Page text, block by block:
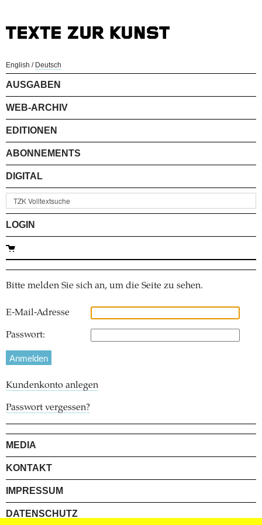
English / Deutsch
AUSGABEN
WEB-ARCHIV
EDITIONEN
ABONNEMENTS
DIGITAL
LOGIN
Bitte melden Sie sich an, um die Seite zu sehen.
E-Mail-Adresse
Passwort:
Kundenkonto anlegen
Passwort vergessen?
MEDIA
KONTAKT
IMPRESSUM
DATENSCHUTZ